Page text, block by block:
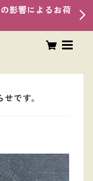
影響によるお荷
です。